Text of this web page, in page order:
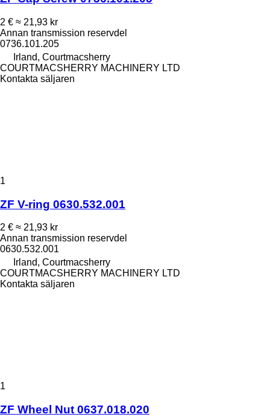
2 € ≈ 21,93 kr
Annan transmission reservdel
0736.101.205
Irland, Courtmacsherry
COURTMACSHERRY MACHINERY LTD
Kontakta säljaren
1
ZF V-ring 0630.532.001
2 € ≈ 21,93 kr
Annan transmission reservdel
0630.532.001
Irland, Courtmacsherry
COURTMACSHERRY MACHINERY LTD
Kontakta säljaren
1
ZF Wheel Nut 0637.018.020